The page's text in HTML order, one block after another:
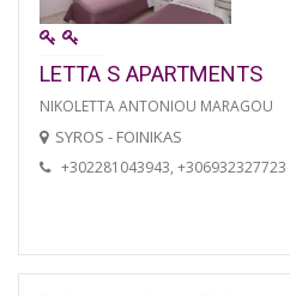
LETTA S APARTMENTS
NIKOLETTA ANTONIOU MARAGOU
SYROS - FOINIKAS
+302281043943, +306932327723